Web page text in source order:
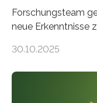
Forschungsteam
neue Erkenntnisse
Landpflanzen
Grünalgen, die vor
30.10.2025